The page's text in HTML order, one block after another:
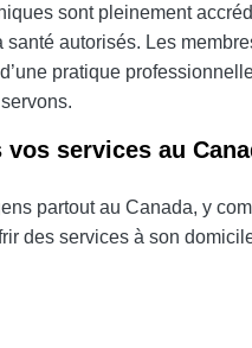
sont pleinement
santé autorisés. Les
pratique
services au
partout au Canada, y
des services à son